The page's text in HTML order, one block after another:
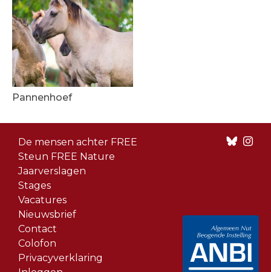
Pannenhoef
Footer
menu
De mensen achter FREE
Steun FREE Nature
Jaarverslagen
Stages
Vacatures
Nieuwsbrief
Contact
Colofon
Privacyverklaring